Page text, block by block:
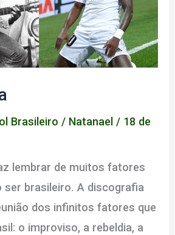
Brasileiro / Natanael/ 18 de
lembrar de muitos fatores
ser brasileiro. A discografia
dos infinitos fatores que
o improviso, a rebeldia, a